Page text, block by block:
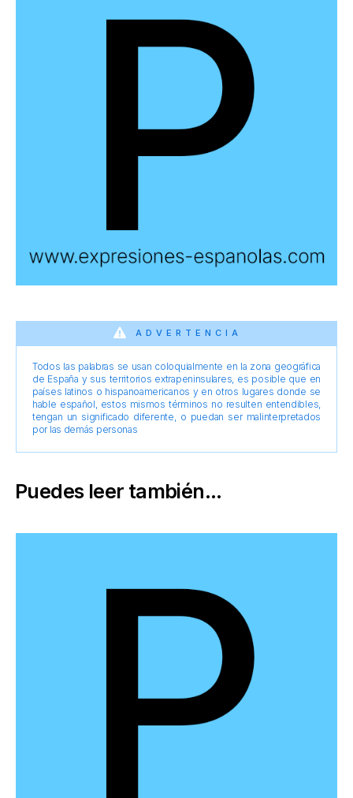
ADVERTENCIA
Todos las palabras se usan coloquialmente en la zona geográfica
de España y sus territorios extrapeninsulares, es posible que en
países latinos o hispanoamericanos y en otros lugares donde se
hable español, estos mismos términos no resulten entendibles,
tengan un significado diferente, o puedan ser malinterpretados
por las demás personas
Puedes leer también...